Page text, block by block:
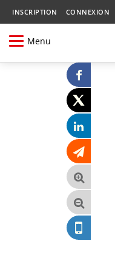
INSCRIPTION CONNEXION
Menu